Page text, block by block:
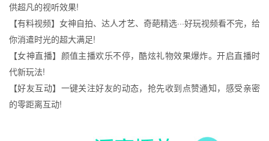
供超凡的视听效果!
【有料视频】女神自拍、达人才艺、奇葩精选···好玩视频看不完，给
你消遣时光的超大满足!
【女神直播】颜值主播欢乐不停，酷炫礼物效果爆炸。开启直播时
代新玩法!
【好友互动】一键关注好友的动态，抢先收到点赞通知，感受亲密
的零距离互动!